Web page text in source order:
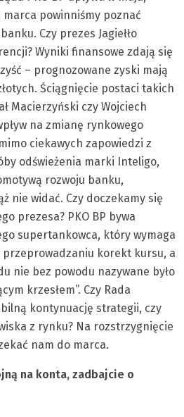
powinniśmy poznać
Czy prezes Jagiełło
Wyniki finansowe zdają się
– prognozowane zyski mają
Ściągnięcie postaci takich
Macierzyński czy Wojciech
na zmianę rynkowego
ciekawych zapowiedzi z
odświeżenia marki Inteligo,
rozwoju banku,
nie widać. Czy doczekamy się
prezesa? PKO BP bywa
supertankowca, który wymaga
przeprowadzaniu korekt kursu, a
nie bez powodu nazywane było
krzesłem”. Czy Rada
kontynuację strategii, czy
z rynku? Na rozstrzygnięcie
nam do marca.
na konta, zadbajcie o